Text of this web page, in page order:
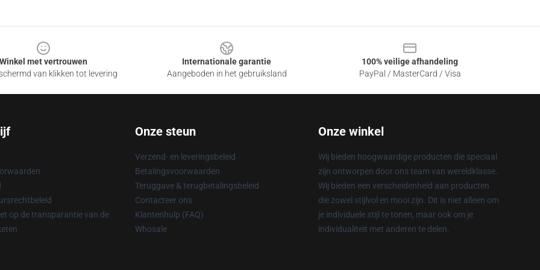
Winkel met vertrouwen
van klikken tot levering
Internationale garantie
Aangeboden in het gebruiksland
100% veilige afhandeling
PayPal / MasterCard / Visa
op de transparantie van de
Onze steun
Verzend- en leveringsbeleid
Betalingsvoorwaarden
Teruggave & terugbetalingsbeleid
Contacteer ons
Klantenhulp (FAQ)
Whosale
Onze winkel
Wij bieden hoogwaardige producten die speciaal
zijn ontworpen door ons team van wereldklasse.
Wij bieden een verscheidenheid aan producten
die zowel stijlvol en mooi zijn. Dit is niet alleen om
je individuele stijl te tonen, maar ook om je
individualiteit met anderen te delen.